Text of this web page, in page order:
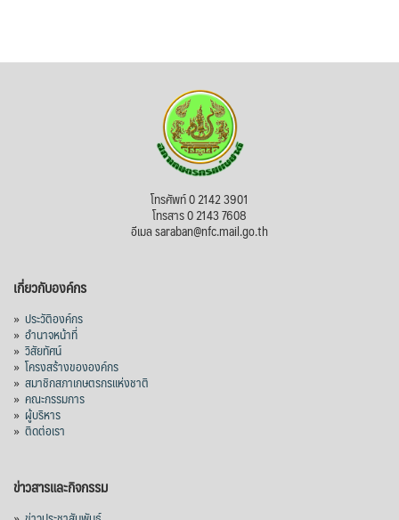
โทรศัพท์ 0 2142 3901
โทรสาร 0 2143 7608
อีเมล saraban@nfc.mail.go.th
เกี่ยวกับองค์กร
» ประวัติองค์กร
» อำนาจหน้าที่
» วิสัยทัศน์
» โครงสร้างขององค์กร
» สมาชิกสภาเกษตรกรแห่งชาติ
» คณะกรรมการ
» ผู้บริหาร
» ติดต่อเรา
ข่าวสารและกิจกรรม